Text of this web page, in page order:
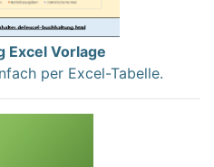
Excel Vorlage
per Excel-Tabelle.